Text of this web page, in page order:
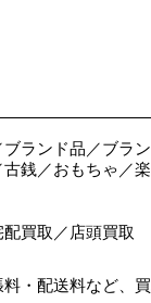
ランド品／ブラ
古銭／おもちゃ／
買取／店頭買取
・配送料など、